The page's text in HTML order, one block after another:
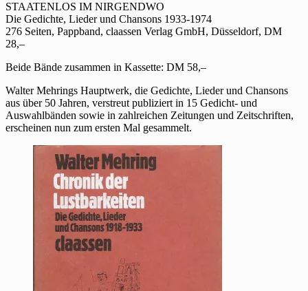
im
STAATENLOS IM NIRGENDWO
Die Gedichte, Lieder und Chansons 1933-1974
276 Seiten, Pappband, claassen Verlag GmbH, Düsseldorf, DM
28,–
Beide Bände zusammen in Kassette: DM 58,–
Walter Mehrings Hauptwerk, die Gedichte, Lieder und Chansons
aus über 50 Jahren, verstreut publiziert in 15 Gedicht- und
Auswahlbänden sowie in zahlreichen Zeitungen und Zeitschriften,
erscheinen nun zum ersten Mal gesammelt.